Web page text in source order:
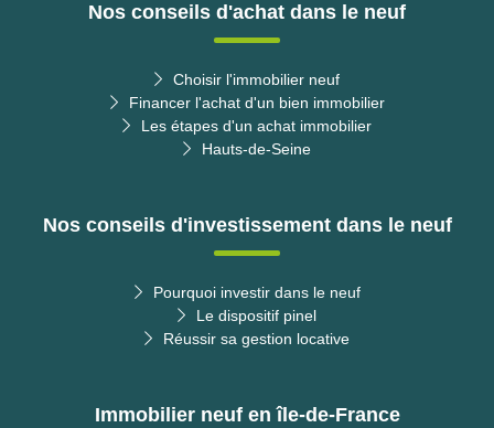
Nos conseils d'achat dans le neuf
Choisir l'immobilier neuf
Financer l'achat d'un bien immobilier
Les étapes d'un achat immobilier
Hauts-de-Seine
Nos conseils d'investissement dans le neuf
Pourquoi investir dans le neuf
Le dispositif pinel
Réussir sa gestion locative
Immobilier neuf en île-de-France